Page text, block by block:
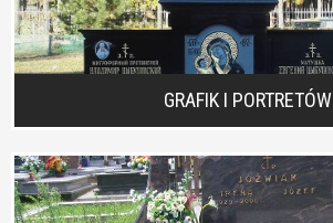
GRAFIK I PORTRETÓW